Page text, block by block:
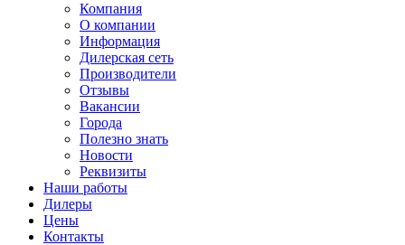
Компания
О компании
Информация
Дилерская сеть
Производители
Отзывы
Вакансии
Города
Полезно знать
Новости
Реквизиты
Наши работы
Дилеры
Цены
Контакты